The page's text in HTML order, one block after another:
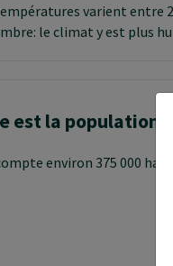
varient entre
le climat y est plus
est la population
environ 375 000